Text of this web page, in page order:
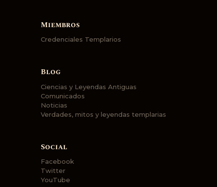
Miembros
Credenciales Templarios
Blog
Ciencias y Leyendas Antiguas
Comunicados
Noticias
Verdades, mitos y leyendas templarias
Social
Facebook
Twitter
YouTube